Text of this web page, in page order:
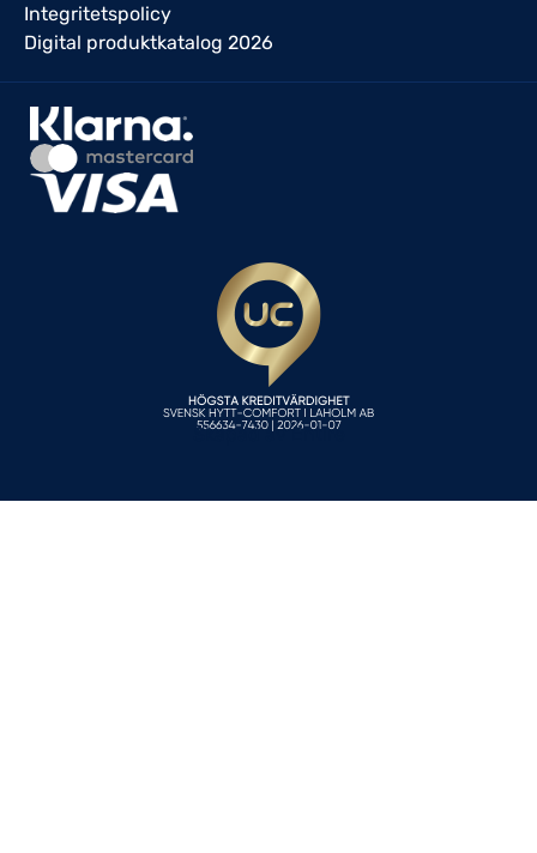
Integritetspolicy
Digital produktkatalog 2026
Skapad av Entire